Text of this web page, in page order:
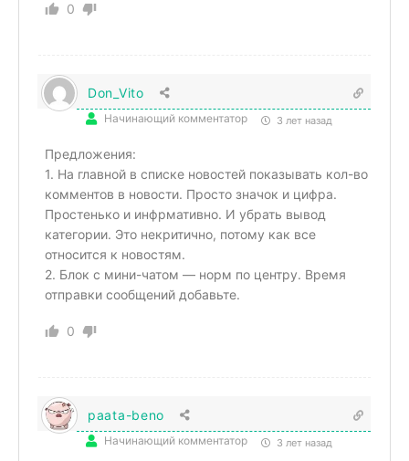
0
Don_Vito
Начинающий комментатор 3 лет назад
Предложения:
1. На главной в списке новостей показывать кол-во
комментов в новости. Просто значок и цифра.
Простенько и инфрмативно. И убрать вывод
категории. Это некритично, потому как все
относится к новостям.
2. Блок с мини-чатом — норм по центру. Время
отправки сообщений добавьте.
0
paata-beno
Начинающий комментатор 3 лет назад